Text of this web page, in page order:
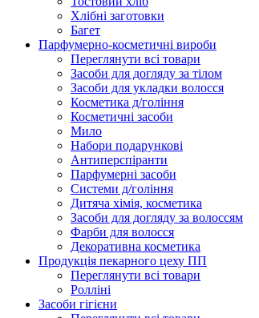
Хлібні заготовки
Багет
Парфумерно-косметичні вироби
Переглянути всі товари
Засоби для догляду за тілом
Засоби для укладки волосся
Косметика д/гоління
Косметичні засоби
Мило
Набори подарункові
Антиперспіранти
Парфумерні засоби
Системи д/гоління
Дитяча хімія, косметика
Засоби для догляду за волоссям
Фарби для волосся
Декоративна косметика
Продукцiя пекарного цеху ПП
Переглянути всі товари
Ролліні
Засоби гігієни